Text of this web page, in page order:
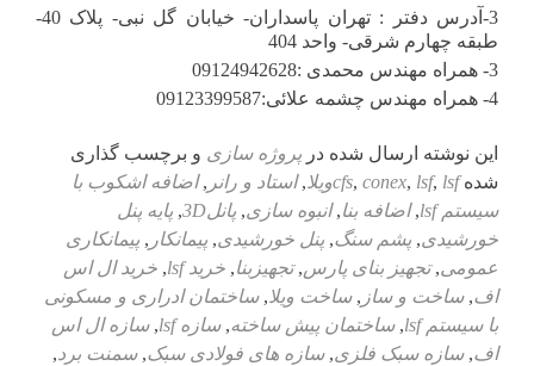
3-آدرس دفتر : تهران پاسداران- خیابان گل نبی- پلاک 40-
طبقه چهارم شرقی- واحد 404
3- همراه مهندس محمدی :09124942628
4- همراه مهندس چشمه علائی:09123399587
این نوشته ارسال شده در پروژه سازی و برچسب گذاری
شده
cfs, conex, lsf, lsfویلا ,استاد و رانر ,اضافه اشکوب با
سیستم lsf
,اضافه بنا,انبوه سازی, پانل3D , پایه پنل
خورشیدی, پشم سنگ, پنل خورشیدی, پیمانکار , پیمانکاری
عمومی,تجهیز بنای پارس,تجهیزبنا, خرید lsf , خرید ال اس
اف,ساخت و ساز ,ساخت ویلا,ساختمان ادراری و مسکونی
با سیستم lsf
,ساختمان پیش ساخته,سازه lsf ,سازه ال اس
اف,سازه سبک فلزی,سازه های فولادی سبک,سمنت برد,